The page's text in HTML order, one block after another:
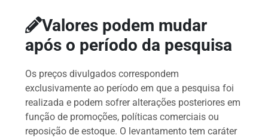
Valores podem mudar
após o período da pesquisa
Os preços divulgados correspondem
exclusivamente ao período em que a pesquisa foi
realizada e podem sofrer alterações posteriores em
função de promoções, políticas comerciais ou
reposição de estoque. O levantamento tem caráter